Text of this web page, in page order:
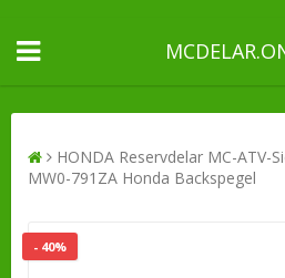
HONDA Reservdelar MC-ATV-
MW0-791ZA Honda Backspegel
- 40%